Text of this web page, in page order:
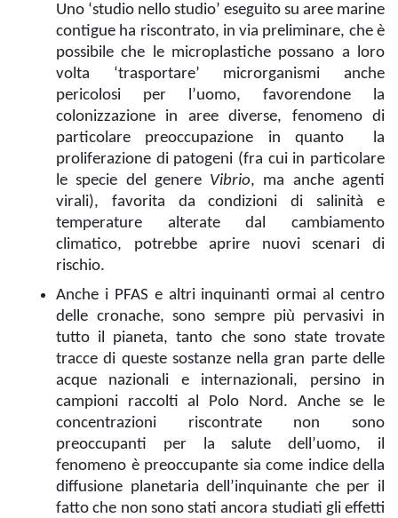
Uno ‘studio nello studio’ eseguito su aree marine
contigue ha riscontrato, in via preliminare, che è
possibile che le microplastiche possano a loro
volta ‘trasportare’ microrganismi anche
pericolosi per l’uomo, favorendone la
colonizzazione in aree diverse, fenomeno di
particolare preoccupazione in quanto la
proliferazione di patogeni (fra cui in particolare
le specie del genere Vibrio, ma anche agenti
virali), favorita da condizioni di salinità e
temperature alterate dal cambiamento
climatico, potrebbe aprire nuovi scenari di
rischio.
Anche i PFAS e altri inquinanti ormai al centro
delle cronache, sono sempre più pervasivi in
tutto il pianeta, tanto che sono state trovate
tracce di queste sostanze nella gran parte delle
acque nazionali e internazionali, persino in
campioni raccolti al Polo Nord. Anche se le
concentrazioni riscontrate non sono
preoccupanti per la salute dell’uomo, il
fenomeno è preoccupante sia come indice della
diffusione planetaria dell’inquinante che per il
fatto che non sono stati ancora studiati gli effetti